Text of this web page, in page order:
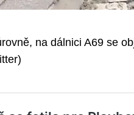
na dálnici A69 se